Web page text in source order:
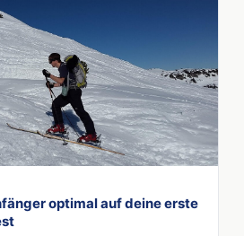
optimal auf deine erste